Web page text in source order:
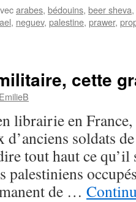
arabes, bédouins, beer sheva,
, neguev, palestine, prawer,
cette
EmilieB
librairie en
d’anciens soldats
tout haut ce qu’il
palestiniens
de …